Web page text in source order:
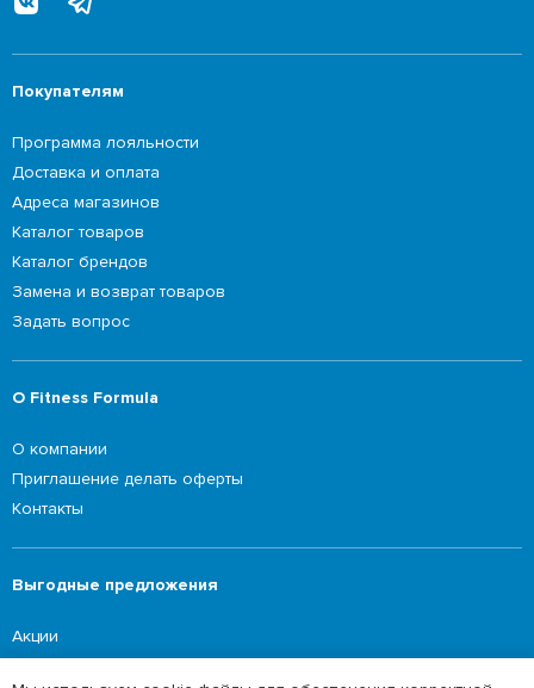
Покупателям
Программа лояльности
Доставка и оплата
Адреса магазинов
Каталог товаров
Каталог брендов
Замена и возврат товаров
Задать вопрос
О Fitness Formula
О компании
Приглашение делать оферты
Контакты
Выгодные предложения
Акции